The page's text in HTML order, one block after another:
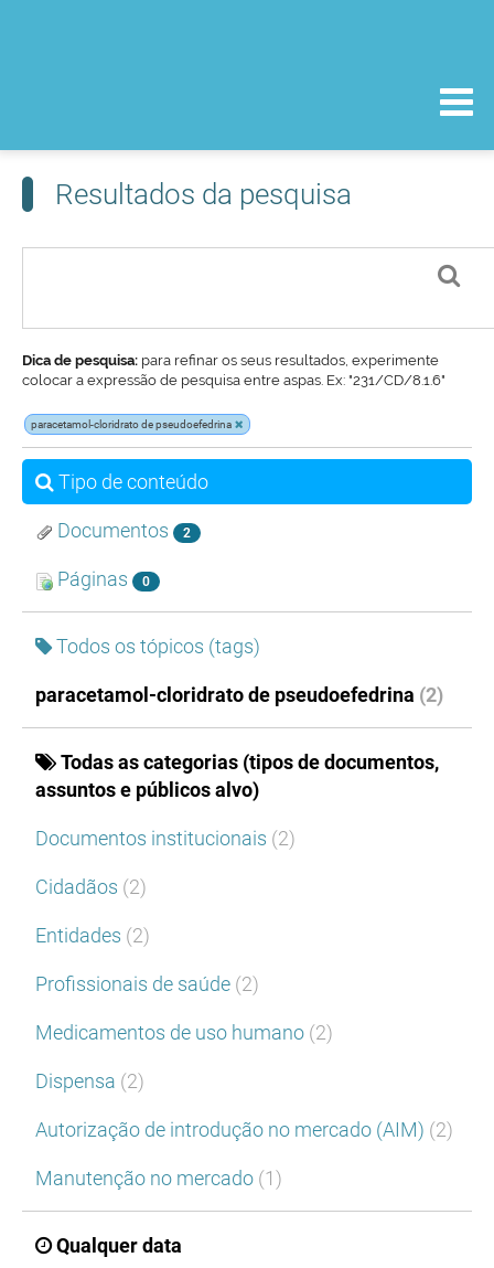
Resultados da pesquisa
Dica de pesquisa: para refinar os seus resultados, experimente
colocar a expressão de pesquisa entre aspas. Ex: "231/CD/8.1.6"
paracetamol-cloridrato de pseudoefedrina
Tipo de conteúdo
Documentos 2
Páginas 0
Todos os tópicos (tags)
paracetamol-cloridrato de pseudoefedrina (2)
Todas as categorias (tipos de documentos,
assuntos e públicos alvo)
Documentos institucionais (2)
Cidadãos (2)
Entidades (2)
Profissionais de saúde (2)
Medicamentos de uso humano (2)
Dispensa (2)
Autorização de introdução no mercado (AIM) (2)
Manutenção no mercado (1)
Qualquer data